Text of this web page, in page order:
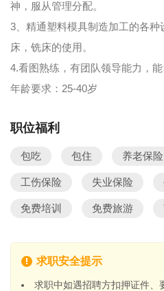
神，服从管理分配。
3、精通塑料模具制造加工的各
床，铣床的使用。
4.看图熟练，有团队领导能力，能
年龄要求：25-40岁
职位福利
包吃 包住 养老保险
工伤保险 失业保险
免费培训 免费旅游
求职安全提示
求职中如遇招聘方扣押证件、